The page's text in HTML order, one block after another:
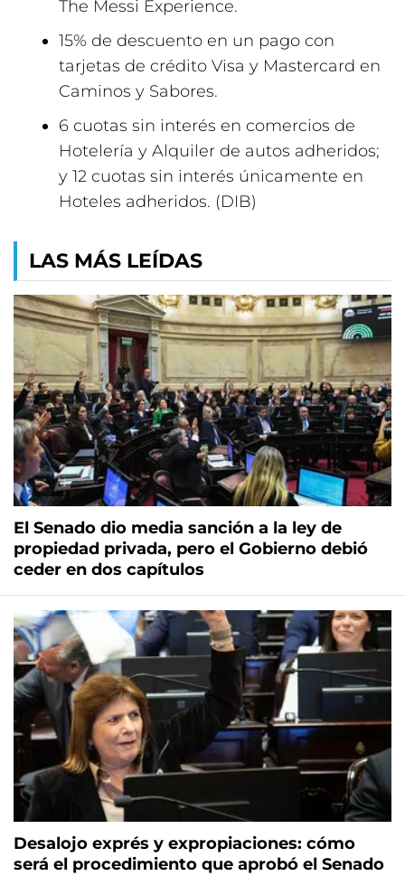
The Messi Experience.
15% de descuento en un pago con
tarjetas de crédito Visa y Mastercard en
Caminos y Sabores.
6 cuotas sin interés en comercios de
Hotelería y Alquiler de autos adheridos;
y 12 cuotas sin interés únicamente en
Hoteles adheridos. (DIB)
LAS MÁS LEÍDAS
El Senado dio media sanción a la ley de
propiedad privada, pero el Gobierno debió
ceder en dos capítulos
Desalojo exprés y expropiaciones: cómo
será el procedimiento que aprobó el Senado